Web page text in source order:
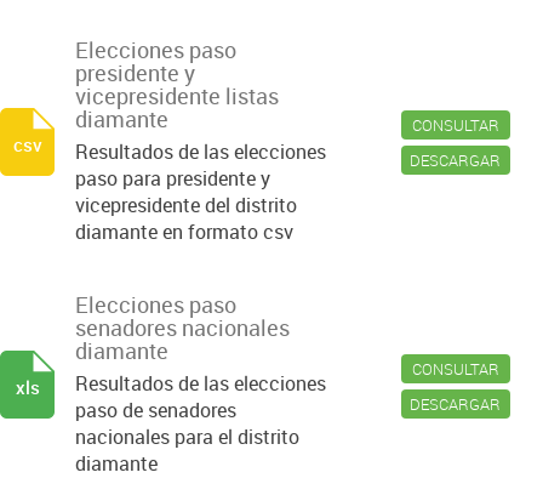
CONSULTAR
DESCARGAR
Elecciones paso
presidente y
vicepresidente listas
diamante
Resultados de las elecciones
paso para presidente y
vicepresidente del distrito
diamante en formato csv
csv
CONSULTAR
DESCARGAR
Elecciones paso
senadores nacionales
diamante
Resultados de las elecciones
paso de senadores
nacionales para el distrito
diamante
xls